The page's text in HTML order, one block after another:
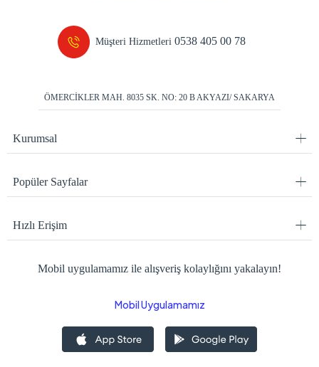
Müşteri Hizmetleri0538 405 00 78
ÖMERCİKLER MAH. 8035 SK. NO: 20 B AKYAZI/ SAKARYA
Kurumsal
Popüler Sayfalar
Hızlı Erişim
Mobil uygulamamız ile alışveriş kolaylığını yakalayın!
Mobil Uygulamamız